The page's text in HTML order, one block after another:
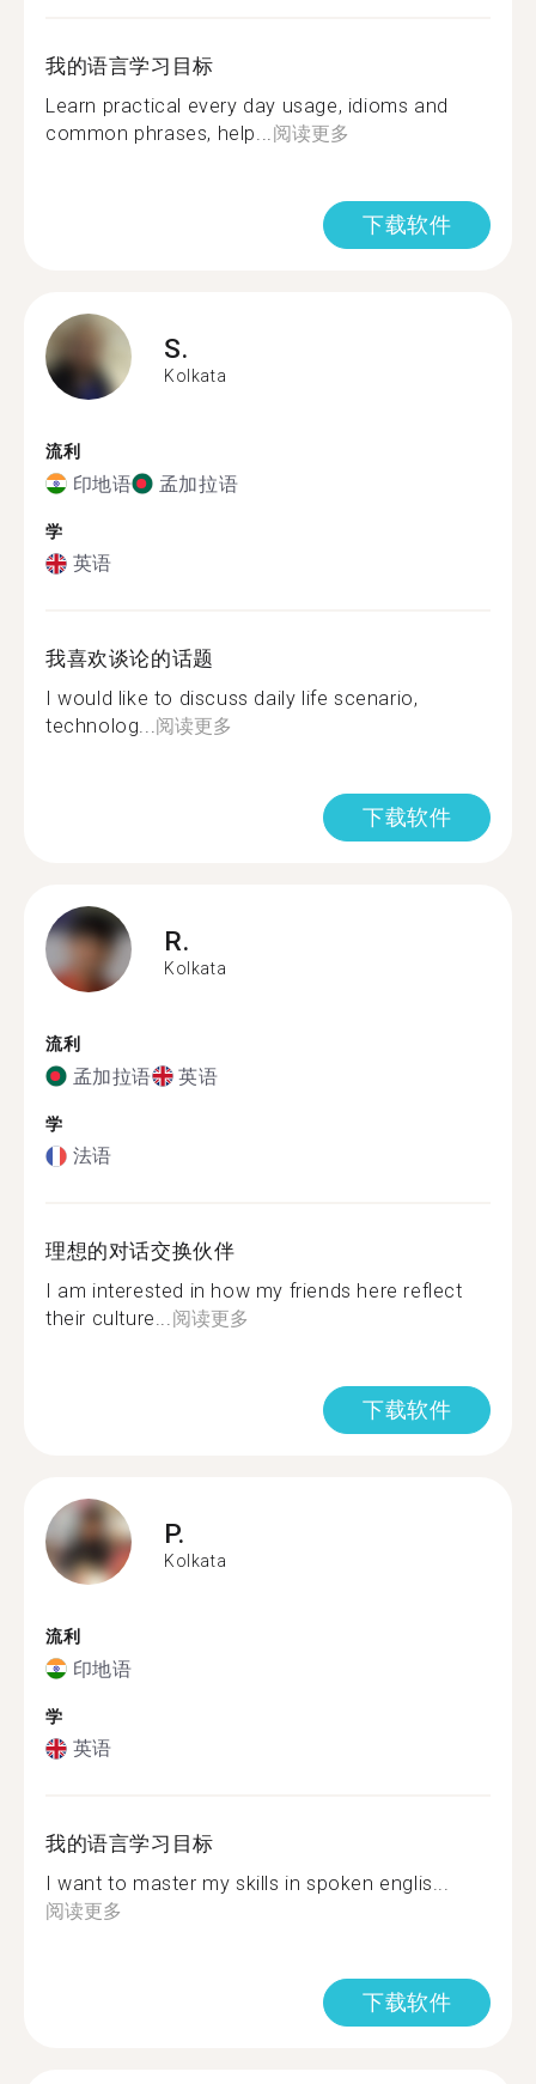
我的语言学习目标
Learn practical every day usage, idioms and
common phrases, help...阅读更多
下载软件
S.
Kolkata
流利
印地语 孟加拉语
学
英语
我喜欢谈论的话题
I would like to discuss daily life scenario,
technolog...阅读更多
下载软件
R.
Kolkata
流利
孟加拉语 英语
学
法语
理想的对话交换伙伴
I am interested in how my friends here reflect
their culture...阅读更多
下载软件
P.
Kolkata
流利
印地语
学
英语
我的语言学习目标
I want to master my skills in spoken englis...
阅读更多
下载软件